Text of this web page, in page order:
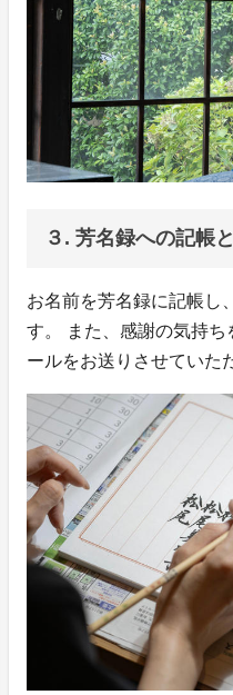
３. 芳名録への記帳
お名前を芳名録に記帳し
す。 また、感謝の気持ち
ールをお送りさせていた